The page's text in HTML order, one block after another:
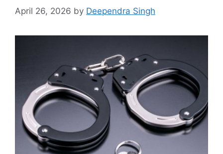
April 26, 2026 by Deependra Singh